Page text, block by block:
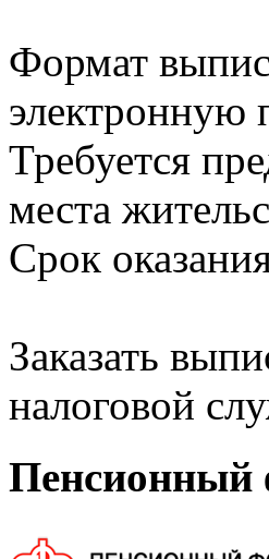
Формат
электронную
Требуется
места
Срок
Заказать
налоговой
Пенсионный